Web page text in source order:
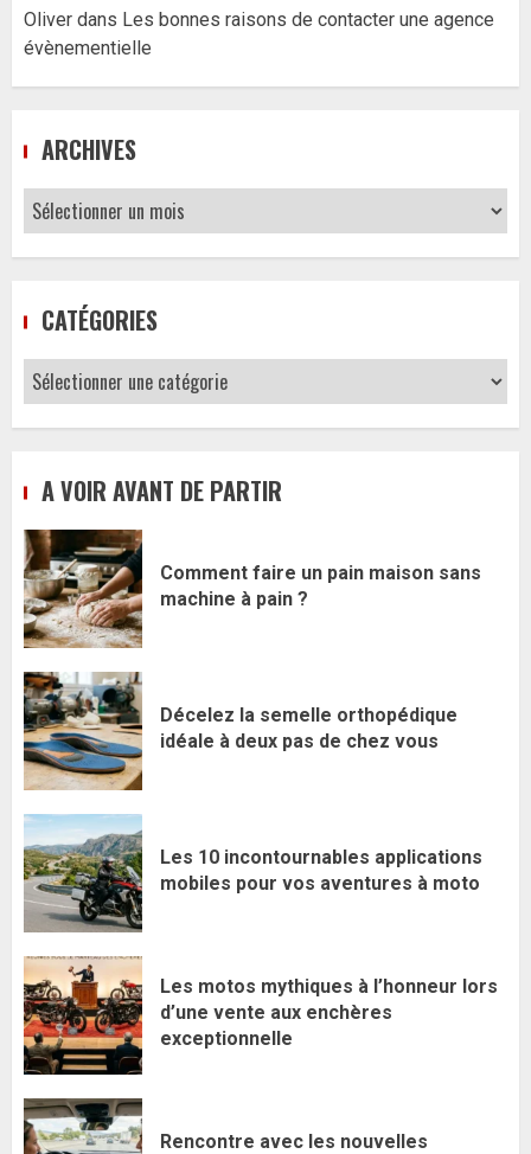
Oliver dans Les bonnes raisons de contacter une agence
évènementielle
ARCHIVES
Archives
CATÉGORIES
Catégories
A VOIR AVANT DE PARTIR
Comment faire un pain maison sans
machine à pain ?
Décelez la semelle orthopédique
idéale à deux pas de chez vous
Les 10 incontournables applications
mobiles pour vos aventures à moto
Les motos mythiques à l’honneur lors
d’une vente aux enchères
exceptionnelle
Rencontre avec les nouvelles